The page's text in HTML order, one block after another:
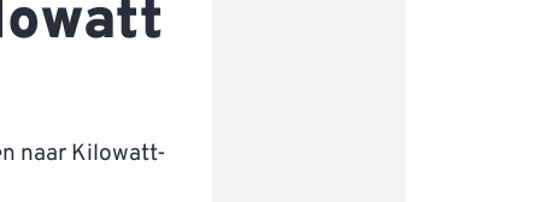
naar Kilowatt-